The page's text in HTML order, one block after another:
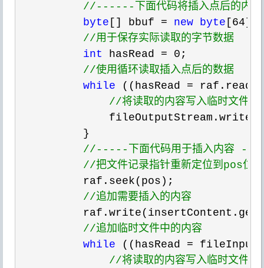
// ------下面代码将插入点后的内
byte [] bbuf = new byte [64];
//用于保存实际读取的字节数据
int hasRead = 0 ;
//使用循环读取插入点后的数据
while ((hasRead =
//将读取的内容写入临时文件
          }
// -----下面代码用于插入内容
//把文件记录指针重新定位到pos位置
          raf.seek(pos);
//追加需要插入的内容
//追加临时文件中的内容
while ((hasRead =
//将读取的内容写入临时文件